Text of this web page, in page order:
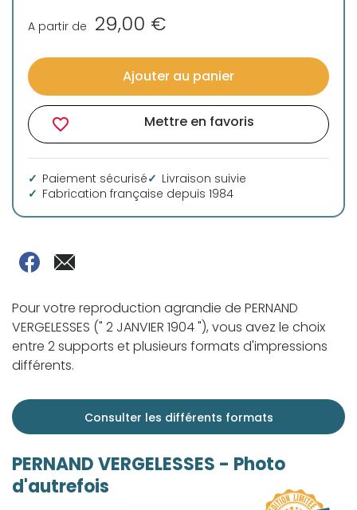
A partir de 29,00 €
Ajouter au panier
favorite_border Mettre en favoris
Paiement sécurisé
Livraison suivie
Fabrication française depuis 1984
Pour votre reproduction agrandie de PERNAND
VERGELESSES (" 2 JANVIER 1904 "), vous avez le choix
entre 2 supports et plusieurs formats d'impressions
différents.
Consulter les différents formats
PERNAND VERGELESSES - Photo
d'autrefois